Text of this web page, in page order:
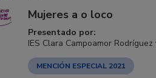
Mujeres a o loco
Presentado por:
IES Clara Campoamor
MENCIÓN ESPECIAL 2021